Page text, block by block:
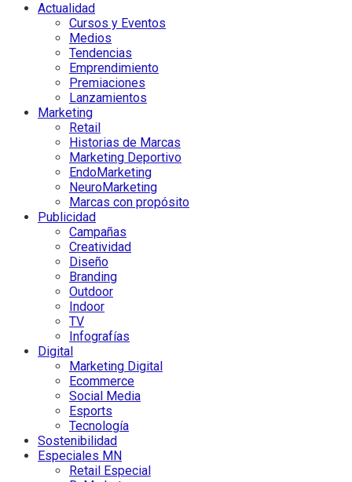
Actualidad
Cursos y Eventos
Medios
Tendencias
Emprendimiento
Premiaciones
Lanzamientos
Marketing
Retail
Historias de Marcas
Marketing Deportivo
EndoMarketing
NeuroMarketing
Marcas con propósito
Publicidad
Campañas
Creatividad
Diseño
Branding
Outdoor
Indoor
TV
Infografías
Digital
Marketing Digital
Ecommerce
Social Media
Esports
Tecnología
Sostenibilidad
Especiales MN
Retail Especial